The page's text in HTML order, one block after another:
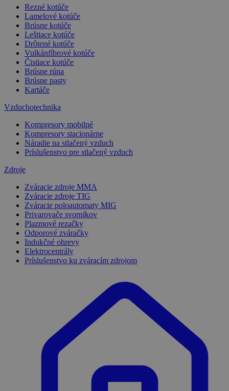
Rezné kotúče
Lamelové kotúče
Brúsne kotúče
Leštiace kotúče
Drôtené kotúče
Vulkánfíbrové kotúče
Čistiace kotúče
Brúsne rúna
Brúsne pasty
Kartáče
Vzduchotechnika
Kompresory mobilné
Kompresory stacionárne
Náradie na stlačený vzduch
Príslušenstvo pre stlačený vzduch
Zdroje
Zváracie zdroje MMA
Zváracie zdroje TIG
Zváracie poloautomaty MIG
Privarovače svorníkov
Plazmové rezačky
Odporové zváračky
Indukčné ohrevy
Elektrocentrály
Príslušenstvo ku zváracím zdrojom